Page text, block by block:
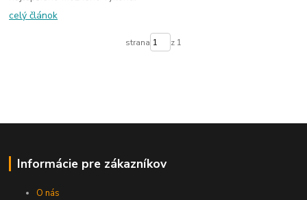
celý článok
strana z 1
Informácie pre zákazníkov
O nás